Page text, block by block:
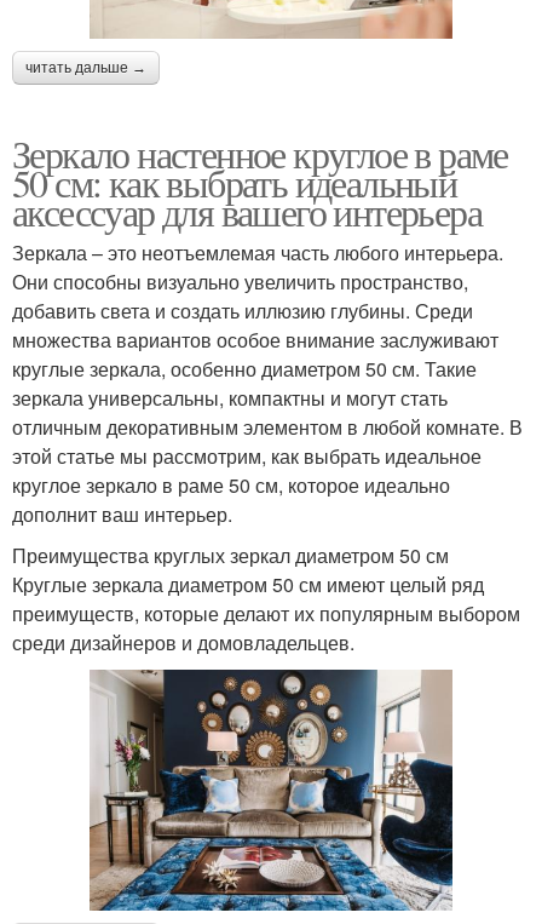
читать дальше →
Зеркало настенное круглое в раме
50 см: как выбрать идеальный
аксессуар для вашего интерьера
Зеркала – это неотъемлемая часть любого интерьера.
Они способны визуально увеличить пространство,
добавить света и создать иллюзию глубины. Среди
множества вариантов особое внимание заслуживают
круглые зеркала, особенно диаметром 50 см. Такие
зеркала универсальны, компактны и могут стать
отличным декоративным элементом в любой комнате. В
этой статье мы рассмотрим, как выбрать идеальное
круглое зеркало в раме 50 см, которое идеально
дополнит ваш интерьер.
Преимущества круглых зеркал диаметром 50 см
Круглые зеркала диаметром 50 см имеют целый ряд
преимуществ, которые делают их популярным выбором
среди дизайнеров и домовладельцев.